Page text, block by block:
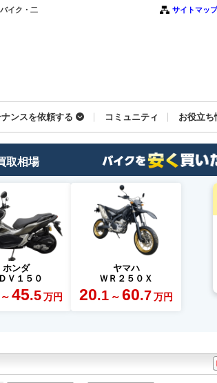
イク・二
サイトマップ
ンスを依頼する コミュニティ お役立ち
取相場
ホンダ
Ｖ１５０
～ 45.5万円
ヤマハ
ＷＲ２５０Ｘ
20.1 ～ 60.7万円